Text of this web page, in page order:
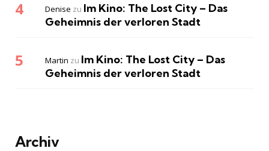
Denise zu Im Kino: The Lost City – Das
Geheimnis der verloren Stadt
Martin zu Im Kino: The Lost City – Das
Geheimnis der verloren Stadt
Archiv